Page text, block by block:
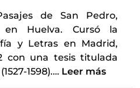
de San Pedro,
en Huelva. Cursó la
y Letras en Madrid,
con una tesis titulada
(1527-1598).… Leer más